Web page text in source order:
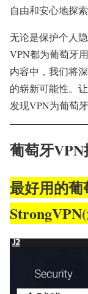
自由和安心地探索
无论是保护个人
VPN都为葡萄牙
内容中，我们将
的崭新可能性。
发现VPN为葡萄
葡萄牙
最好用的